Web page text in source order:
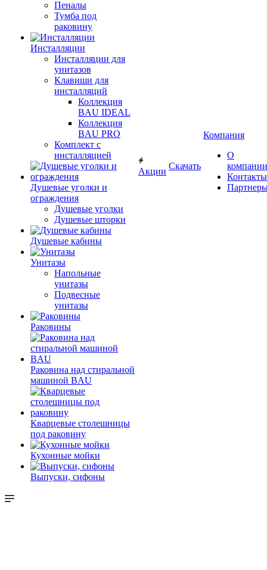
Пеналы
Тумба под
раковину
Инсталляции
Инсталляции для
унитазов
Клавиши для
инсталляций
Коллекция
BAU IDEAL
Коллекция
BAU PRO
Комплект с
инсталляцией
Душевые уголки и
ограждения
Душевые уголки
Душевые шторки
Душевые кабины
Унитазы
Напольные
унитазы
Подвесные
унитазы
Раковины
Раковина над стиральной
машиной BAU
Кварцевые столешницы
под раковину
Кухонные мойки
Выпуски, сифоны
Акции
Скачать
Компания
О
компании
Контакты